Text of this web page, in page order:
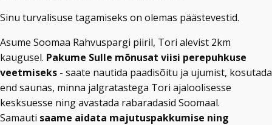
Sinu turvalisuse tagamiseks on olemas päästevestid.
Asume Soomaa Rahvuspargi piiril, Tori alevist 2km
kaugusel. Pakume Sulle mõnusat viisi perepuhkuse
veetmiseks - saate nautida paadisõitu ja ujumist, kosutada
end saunas, minna jalgratastega Tori ajaloolisesse
kesksuesse ning avastada rabaradasid Soomaal.
Samauti saame aidata majutuspakkumise ning